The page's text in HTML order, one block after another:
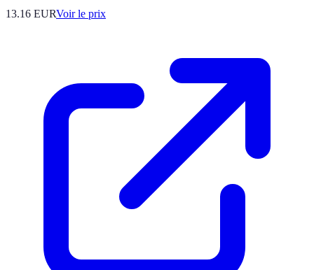
13.16 EURVoir le prix